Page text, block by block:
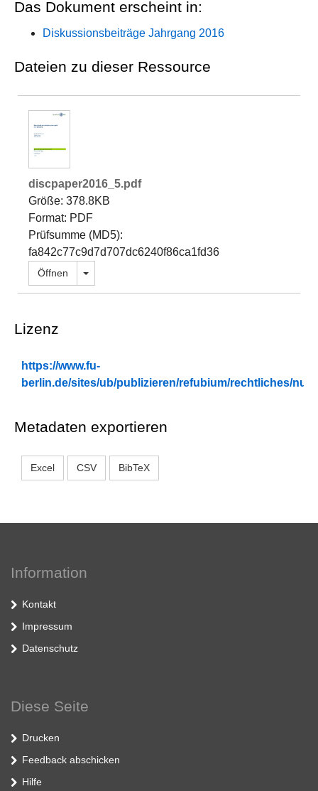
Das Dokument erscheint in:
Diskussionsbeiträge Jahrgang 2016
Dateien zu dieser Ressource
discpaper2016_5.pdf
Größe: 378.8KB
Format: PDF
Prüfsumme (MD5):
fa842c77c9d7d707dc6240f86ca1fd36
Öffnen Dropdown öffnen
Lizenz
https://www.fu-
berlin.de/sites/ub/publizieren/refubium/rechtliches/
Metadaten exportieren
Excel CSV BibTeX
Information
Kontakt
Impressum
Datenschutz
Diese Seite
Drucken
Feedback abschicken
Hilfe